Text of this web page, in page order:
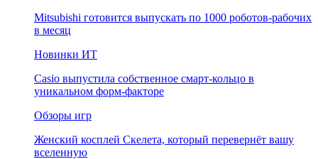
Mitsubishi готовится выпускать по 1000 роботов-рабочих
в месяц
Новинки ИТ
Casio выпустила собственное смарт-кольцо в
уникальном форм-факторе
Обзоры игр
Женский косплей Скелета, который перевернёт вашу
вселенную